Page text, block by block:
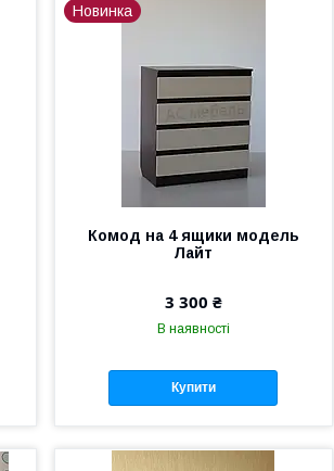
Новинка
Комод на 4 ящики модель
Лайт
3 300 ₴
В наявності
Купити